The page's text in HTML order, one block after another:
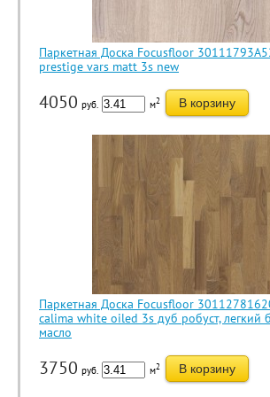
Паркетная Доска Focusfloor
prestige vars matt 3s new
4050 руб. м2 В корзину
Паркетная Доска Focusfloor
calima white oiled 3s дуб робуст, легкий
масло
3750 руб. м2 В корзину